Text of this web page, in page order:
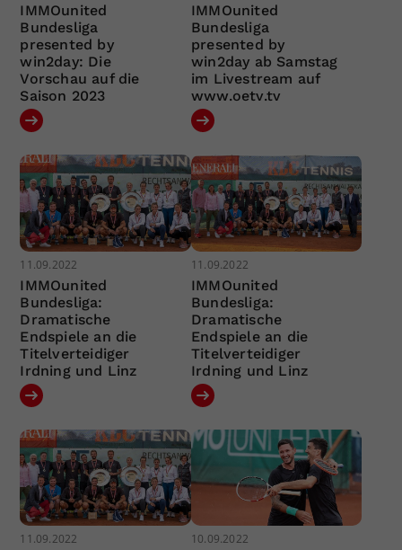
IMMOunited
Bundesliga
presented by
win2day: Die
Vorschau auf die
Saison 2023
IMMOunited
Bundesliga
presented by
win2day ab Samstag
im Livestream auf
www.oetv.tv
11.09.2022
IMMOunited
Bundesliga:
Dramatische
Endspiele an die
Titelverteidiger
Irdning und Linz
11.09.2022
IMMOunited
Bundesliga:
Dramatische
Endspiele an die
Titelverteidiger
Irdning und Linz
11.09.2022 10.09.2022